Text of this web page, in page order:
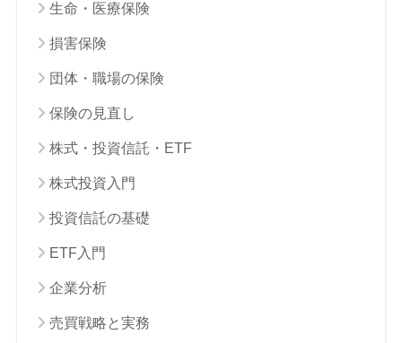
生命・医療保険
損害保険
団体・職場の保険
保険の見直し
株式・投資信託・ETF
株式投資入門
投資信託の基礎
ETF入門
企業分析
売買戦略と実務